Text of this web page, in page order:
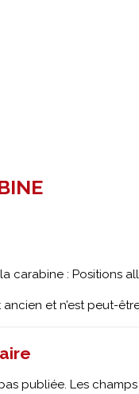
carabine : Positions
et n’est peut-
publiée. Les